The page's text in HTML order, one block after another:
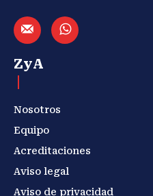
ZyA
Nosotros
Equipo
Acreditaciones
Aviso legal
Aviso de privacidad